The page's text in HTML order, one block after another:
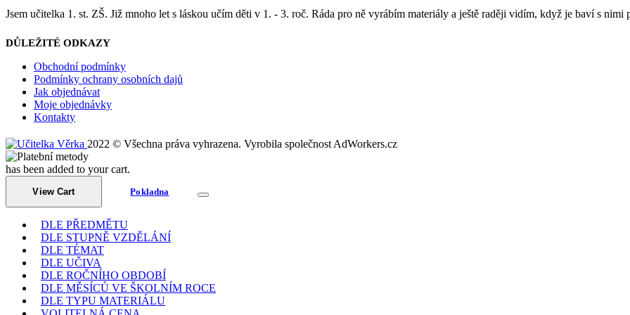
Jsem učitelka 1. st. ZŠ. Již mnoho let s láskou učím děti v 1. - 3. roč. Ráda pro ně vyrábím materiály a ještě raději vidím, když je baví s nimi
DŮLEŽITÉ ODKAZY
Obchodní podmínky
Podmínky ochrany osobních dajů
Jak objednávat
Moje objednávky
Kontakty
2022 © Všechna práva vyhrazena. Vyrobila společnost AdWorkers.cz
has been added to your cart.
View Cart Pokladna
DLE PŘEDMĚTU
DLE STUPNĚ VZDĚLÁNÍ
DLE TÉMAT
DLE UČIVA
DLE ROČNÍHO OBDOBÍ
DLE MĚSÍCŮ VE ŠKOLNÍM ROCE
DLE TYPU MATERIÁLU